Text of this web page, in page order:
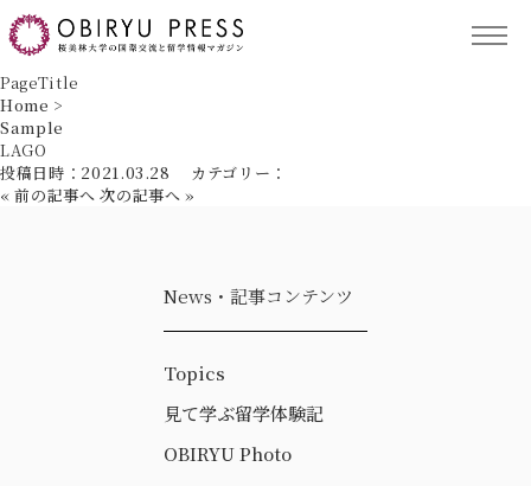
TOP
サポート
保護者の方へ
PageTitle
Home >
Sample
LAGO
投稿日時：2021.03.28
カテゴリー：
« 前の記事へ 次の記事へ »
News・記事コンテンツ
Topics
見て学ぶ留学体験記
OBIRYU Photo